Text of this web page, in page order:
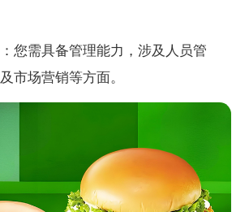
需具备管理能力，涉及人员管
市场营销等方面。